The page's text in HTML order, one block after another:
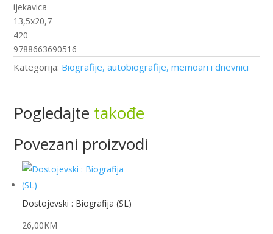
ijekavica
13,5x20,7
420
9788663690516
Kategorija: Biografije, autobiografije, memoari i dnevnici
Pogledajte takođe
Povezani proizvodi
Dostojevski : Biografija (SL)
26,00KM